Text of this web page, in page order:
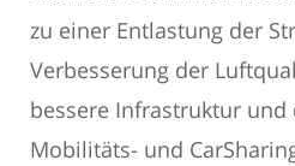
zu einer Entlastung der
Verbesserung der
bessere Infrastruktur und
Mobilitäts- und